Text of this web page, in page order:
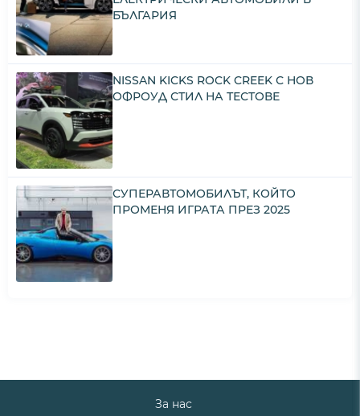
БЪЛГАРИЯ
NISSAN KICKS ROCK CREEK С НОВ
ОФРОУД СТИЛ НА ТЕСТОВЕ
СУПЕРАВТОМОБИЛЪТ, КОЙТО
ПРОМЕНЯ ИГРАТА ПРЕЗ 2025
За нас